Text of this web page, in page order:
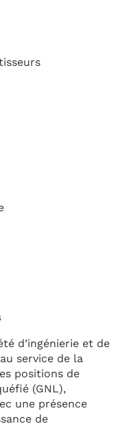
d’ingénierie et de
service de la
positions de
(GNL),
une présence
de